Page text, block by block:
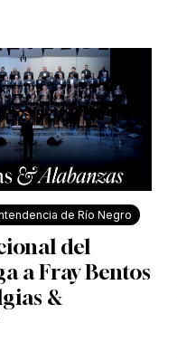
de Río Negro
del
a Fray Bentos
&